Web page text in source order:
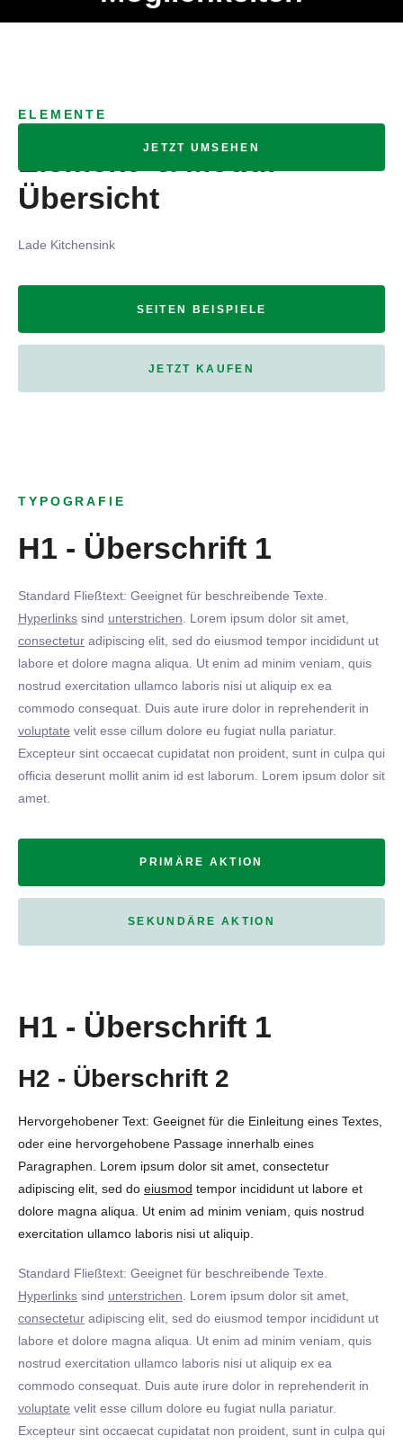
JETZT UMSEHEN
ELEMENTE
Element- & Modul-
Übersicht
Lade Kitchensink
SEITEN BEISPIELE
JETZT KAUFEN
TYPOGRAFIE
H1 - Überschrift 1
Standard Fließtext: Geeignet für beschreibende Texte.
Hyperlinks sind unterstrichen . Lorem ipsum dolor sit amet,
consectetur adipiscing elit, sed do eiusmod tempor incididunt ut
labore et dolore magna aliqua. Ut enim ad minim veniam, quis
nostrud exercitation ullamco laboris nisi ut aliquip ex ea
commodo consequat. Duis aute irure dolor in reprehenderit in
voluptate velit esse cillum dolore eu fugiat nulla pariatur.
Excepteur sint occaecat cupidatat non proident, sunt in culpa qui
officia deserunt mollit anim id est laborum. Lorem ipsum dolor sit
amet.
PRIMÄRE AKTION
SEKUNDÄRE AKTION
H1 - Überschrift 1
H2 - Überschrift 2
Hervorgehobener Text: Geeignet für die Einleitung eines Textes,
oder eine hervorgehobene Passage innerhalb eines
Paragraphen. Lorem ipsum dolor sit amet, consectetur
adipiscing elit, sed do eiusmod tempor incididunt ut labore et
dolore magna aliqua. Ut enim ad minim veniam, quis nostrud
exercitation ullamco laboris nisi ut aliquip.
Standard Fließtext: Geeignet für beschreibende Texte.
Hyperlinks sind unterstrichen . Lorem ipsum dolor sit amet,
consectetur adipiscing elit, sed do eiusmod tempor incididunt ut
labore et dolore magna aliqua. Ut enim ad minim veniam, quis
nostrud exercitation ullamco laboris nisi ut aliquip ex ea
commodo consequat. Duis aute irure dolor in reprehenderit in
voluptate velit esse cillum dolore eu fugiat nulla pariatur.
Excepteur sint occaecat cupidatat non proident, sunt in culpa qui